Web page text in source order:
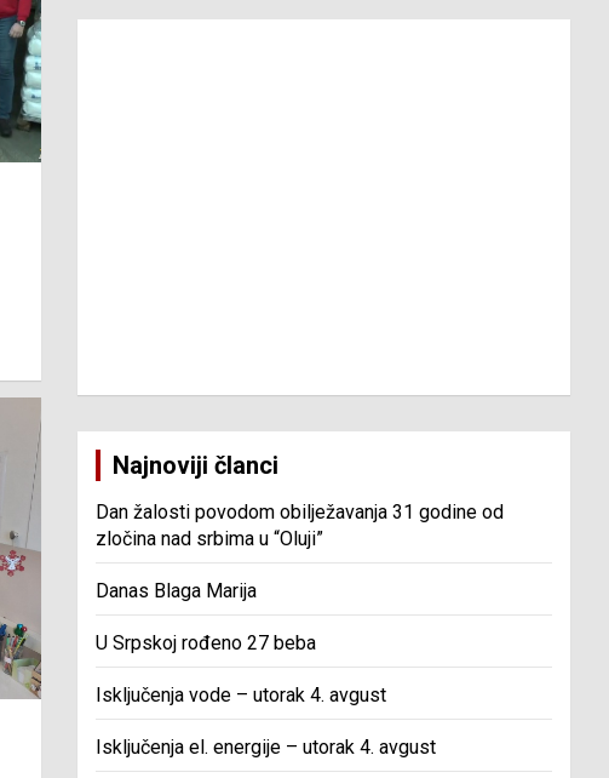
Najnoviji članci
Dan žalosti povodom obilježavanja 31 godine od
zločina nad srbima u “Oluji”
Danas Blaga Marija
U Srpskoj rođeno 27 beba
Isključenja vode – utorak 4. avgust
Isključenja el. energije – utorak 4. avgust